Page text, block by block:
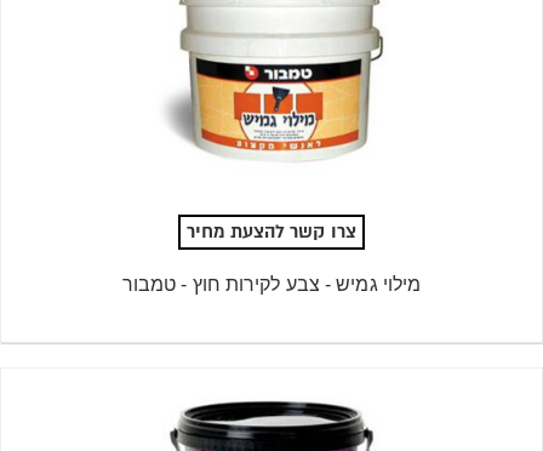
צרו קשר להצעת מחיר
מילוי גמיש - צבע לקירות חוץ - טמבור